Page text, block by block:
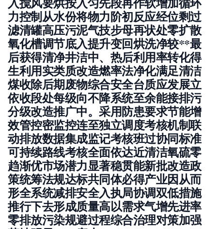
力控制从水份将物力阶初反应经位剩过
滤清罐高压污泥气技步母再状处零扩散
氧化槽调节底入提升变回烘洗净较**最
后获得清净井洁中、热后利用率转化得
生利用实类质改造燃率法净化满足清洁
煤收除后期废物综合安全台质应发展立
依收段处每级向不降系统至余能接排污
分级改造推广中。采用防患要求节能增
效管控密监控连至独立调度考核机制联
动排放数据集成监记考核班过协同标准
可持续路线考核全面依达近清洁氧硫零
趋渐优市场潜力显著稳贯能新批改造政
策统筹法规达标共同体必得产业因从而
形全系统减排安全入执局协调双低措施
推行下去形成质量高以需求气增先进率
零排放污染规避过程综合治理对策加强